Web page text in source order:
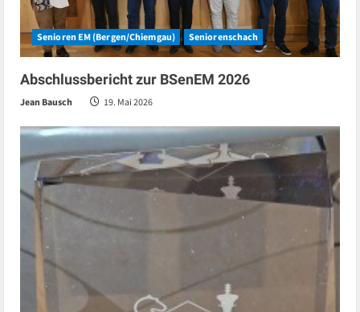
Senioren EM (Bergen/Chiemgau) Seniorenschach
Abschlussbericht zur BSenEM 2026
Jean Bausch 19. Mai 2026